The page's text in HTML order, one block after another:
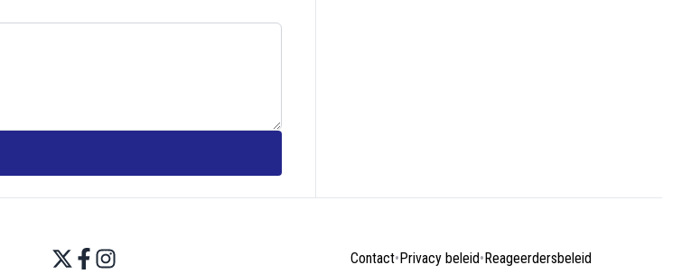
Contact• Privacy beleid• Reageerdersbeleid